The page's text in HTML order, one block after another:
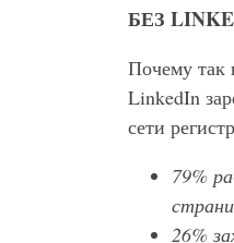
БЕЗ
Почему так
LinkedIn
сети
79%
26%